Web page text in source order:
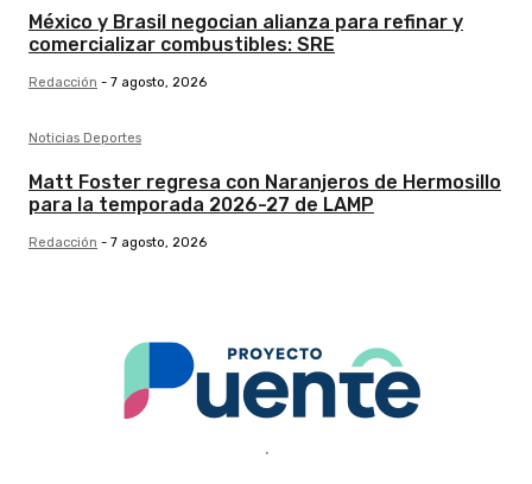
México y Brasil negocian alianza para refinar y
comercializar combustibles: SRE
Redacción - 7 agosto, 2026
Noticias Deportes
Matt Foster regresa con Naranjeros de Hermosillo
para la temporada 2026-27 de LAMP
Redacción - 7 agosto, 2026
.